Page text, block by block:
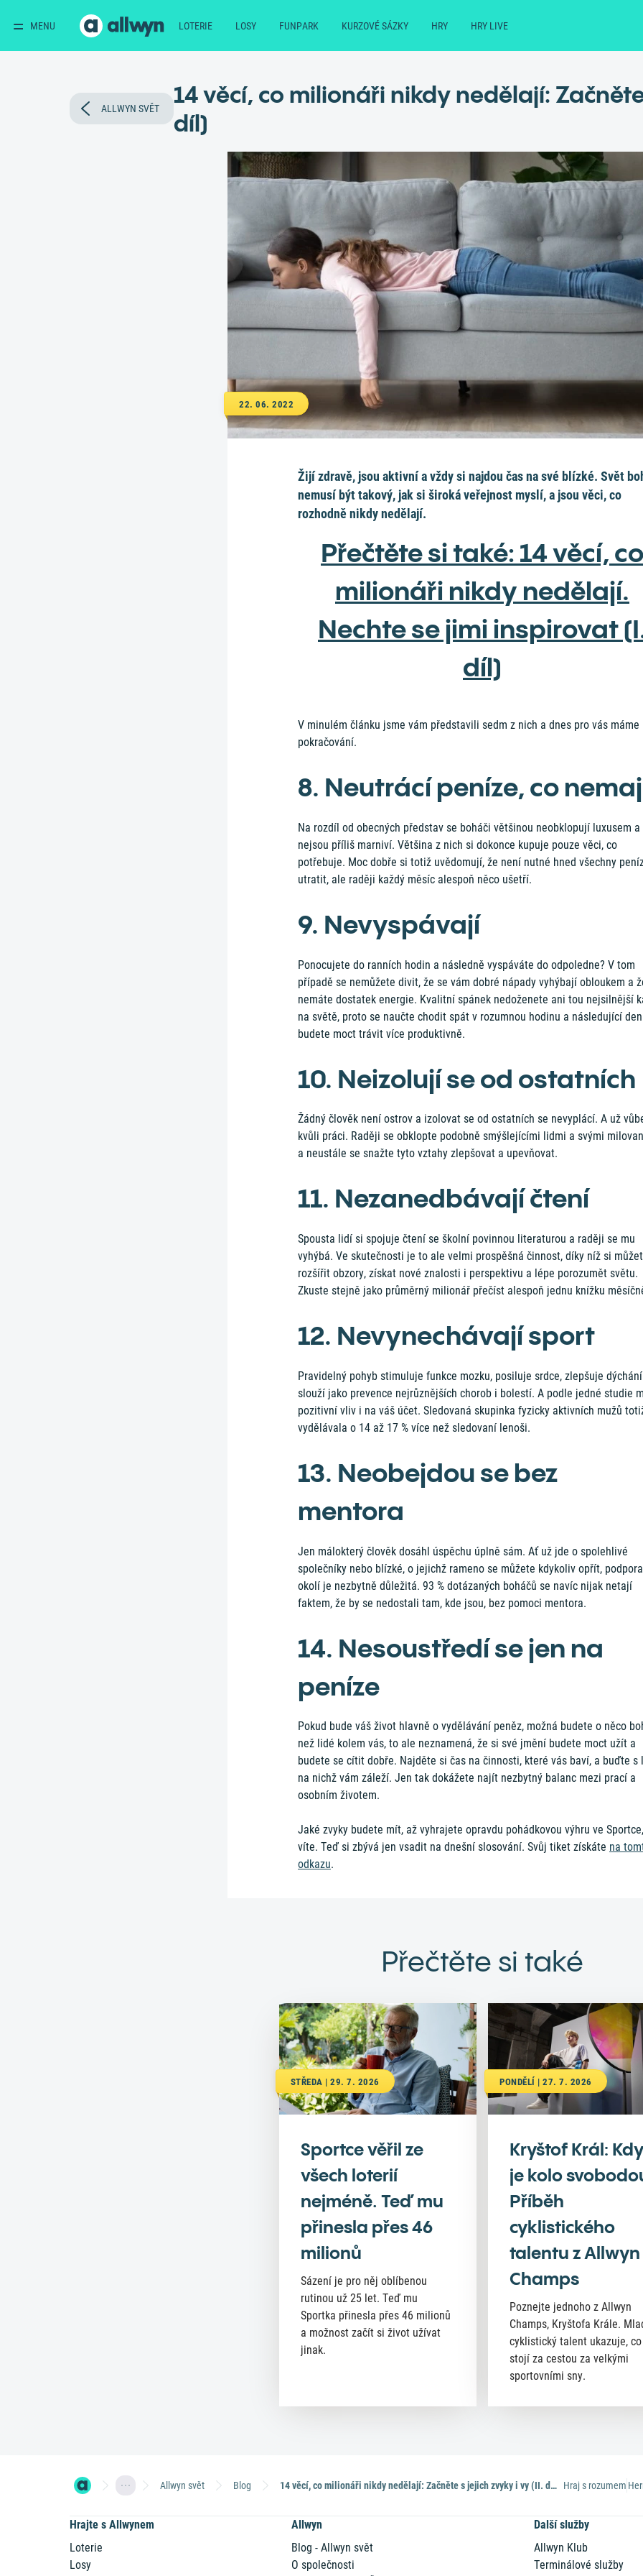
MENU LOTERIE LOSY FUNPARK KURZOVÉ SÁZKY HRY HRY LIVE
ALLWYN SVĚT
14 věcí, co milionáři nikdy nedělají:
díl)
22. 06. 2022
Žijí zdravě, jsou aktivní a vždy si najdou čas na své blízké. Svět
nemusí být takový, jak si široká veřejnost myslí, a jsou věci, co
rozhodně nikdy nedělají.
Přečtěte si také: 14 věcí, co
milionáři nikdy nedělají.
Nechte se jimi inspirovat
díl)
V minulém článku jsme vám představili sedm z nich a dnes pro vás máme
pokračování.
8. Neutrácí peníze, co
Na rozdíl od obecných představ se boháči většinou neobklopují luxusem a
nejsou příliš marniví. Většina z nich si dokonce kupuje pouze věci, co
potřebuje. Moc dobře si totiž uvědomují, že není nutné hned všechny
utratit, ale raději každý měsíc alespoň něco ušetří.
9. Nevyspávají
Ponocujete do ranních hodin a následně vyspáváte do odpoledne? V tom
případě se nemůžete divit, že se vám dobré nápady vyhýbají obloukem a
nemáte dostatek energie. Kvalitní spánek nedoženete ani tou nejsilnější
na světě, proto se naučte chodit spát v rozumnou hodinu a následující den
budete moct trávit více produktivně.
10. Neizolují se od ostatních
Žádný člověk není ostrov a izolovat se od ostatních se nevyplácí. A už
kvůli práci. Raději se obklopte podobně smýšlejícími lidmi a svými
a neustále se snažte tyto vztahy zlepšovat a upevňovat.
11. Nezanedbávají čtení
Spousta lidí si spojuje čtení se školní povinnou literaturou a raději se mu
vyhýbá. Ve skutečnosti je to ale velmi prospěšná činnost, díky níž si
rozšířit obzory, získat nové znalosti i perspektivu a lépe porozumět světu.
Zkuste stejně jako průměrný milionář přečíst alespoň jednu knížku
12. Nevynechávají sport
Pravidelný pohyb stimuluje funkce mozku, posiluje srdce, zlepšuje
slouží jako prevence nejrůznějších chorob i bolestí. A podle jedné studie
pozitivní vliv i na váš účet. Sledovaná skupinka fyzicky aktivních mužů
vydělávala o 14 až 17 % více než sledovaní lenoši.
13. Neobejdou se bez
mentora
Jen málokterý člověk dosáhl úspěchu úplně sám. Ať už jde o spolehlivé
společníky nebo blízké, o jejichž rameno se můžete kdykoliv opřít, podpora
okolí je nezbytně důležitá. 93 % dotázaných boháčů se navíc nijak netají
faktem, že by se nedostali tam, kde jsou, bez pomoci mentora.
14. Nesoustředí se jen na
peníze
Pokud bude váš život hlavně o vydělávání peněz, možná budete o něco
než lidé kolem vás, to ale neznamená, že si své jmění budete moct užít a
budete se cítit dobře. Najděte si čas na činnosti, které vás baví, a buďte s
na nichž vám záleží. Jen tak dokážete najít nezbytný balanc mezi prací a
osobním životem.
Jaké zvyky budete mít, až vyhrajete opravdu pohádkovou výhru ve
víte. Teď si zbývá jen vsadit na dnešní slosování. Svůj tiket získáte na
odkazu.
Přečtěte si také
STŘEDA | 29. 7. 2026
Sportce věřil ze
všech loterií
nejméně. Teď mu
přinesla přes 46
milionů
Sázení je pro něj oblíbenou
rutinou už 25 let. Teď mu
Sportka přinesla přes 46 milionů
a možnost začít si život užívat
jinak.
PONDĚLÍ | 27. 7. 2026
Kryštof Král:
je kolo
Příběh
cyklistického
talentu z Allwyn
Champs
Poznejte jednoho z Allwyn
Champs, Kryštofa Krále.
cyklistický talent ukazuje, co
stojí za cestou za velkými
sportovními sny.
Allwyn svět Blog 14 věcí, co milionáři nikdy nedělají: Začněte s jejich zvyky i vy (II. díl) Hraj s rozumem
Hrajte s Allwynem
Loterie
Losy
Allwyn
Blog - Allwyn svět
O společnosti
Další služby
Allwyn Klub
Terminálové služby